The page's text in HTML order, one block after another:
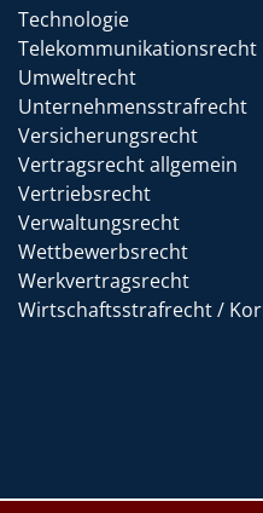
Technologie
Telekommunikationsrecht
Umweltrecht
Unternehmensstrafrecht
Versicherungsrecht
Vertragsrecht allgemein
Vertriebsrecht
Verwaltungsrecht
Wettbewerbsrecht
Werkvertragsrecht
Wirtschaftsstrafrecht /